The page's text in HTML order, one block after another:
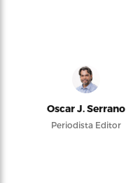
Oscar J. Serrano
Periodista Editor